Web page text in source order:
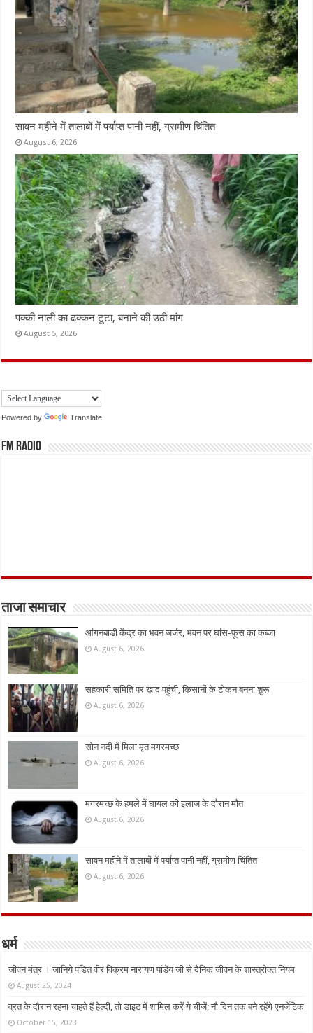
सावन महीने में तालाबों में पर्याप्त पानी नहीं, ग्रामीण चिंतित
August 6, 2026
पक्की नाली का ढक्कन टूटा, बनाने की उठी मांग
August 5, 2026
Powered by Translate
FM Radio
ताजा समाचार
आंगनबाड़ी केंद्र का भवन जर्जर, भवन पर घांस-फूस का कब्जा
August 6, 2026
सहकारी समिति पर खाद पहुंची, किसानों के टोकन बनना शुरू
August 6, 2026
सोन नदी में मिला मृत मगरमच्छ
August 6, 2026
मगरमच्छ के हमले में घायल की इलाज के दौरान मौत
August 6, 2026
सावन महीने में तालाबों में पर्याप्त पानी नहीं, ग्रामीण चिंतित
August 6, 2026
धर्म
जीवन मंत्र । जानिये पंडित वीर विक्रम नारायण पांडेय जी से दैनिक जीवन के शास्त्रोक्त नियम
August 25, 2024
व्रत के दौरान रहना चाहते हैं हेल्दी, तो डाइट में शामिल करें ये चीजें; नौ दिन तक बने रहेंगे एनर्जेटिक
October 15, 2023